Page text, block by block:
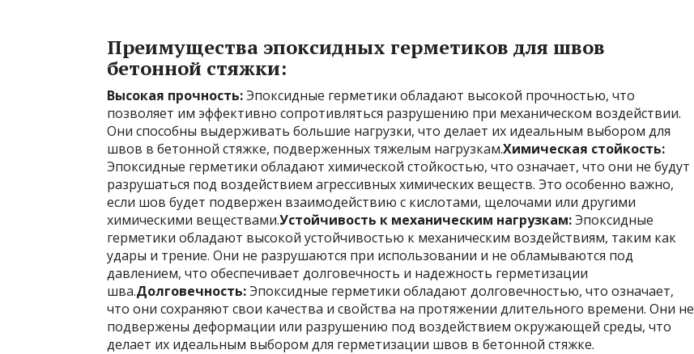
Преимущества эпоксидных герметиков для швов
бетонной стяжки:
Высокая прочность:Эпоксидные герметики обладают высокой прочностью, что
позволяет им эффективно сопротивляться разрушению при механическом воздействии.
Они способны выдерживать большие нагрузки, что делает их идеальным выбором для
швов в бетонной стяжке, подверженных тяжелым нагрузкам.Химическая стойкость:
Эпоксидные герметики обладают химической стойкостью, что означает, что они не будут
разрушаться под воздействием агрессивных химических веществ. Это особенно важно,
если шов будет подвержен взаимодействию с кислотами, щелочами или другими
химическими веществами.Устойчивость к механическим нагрузкам:Эпоксидные
герметики обладают высокой устойчивостью к механическим воздействиям, таким как
удары и трение. Они не разрушаются при использовании и не обламываются под
давлением, что обеспечивает долговечность и надежность герметизации
шва.Долговечность:Эпоксидные герметики обладают долговечностью, что означает,
что они сохраняют свои качества и свойства на протяжении длительного времени. Они не
подвержены деформации или разрушению под воздействием окружающей среды, что
делает их идеальным выбором для герметизации швов в бетонной стяжке.